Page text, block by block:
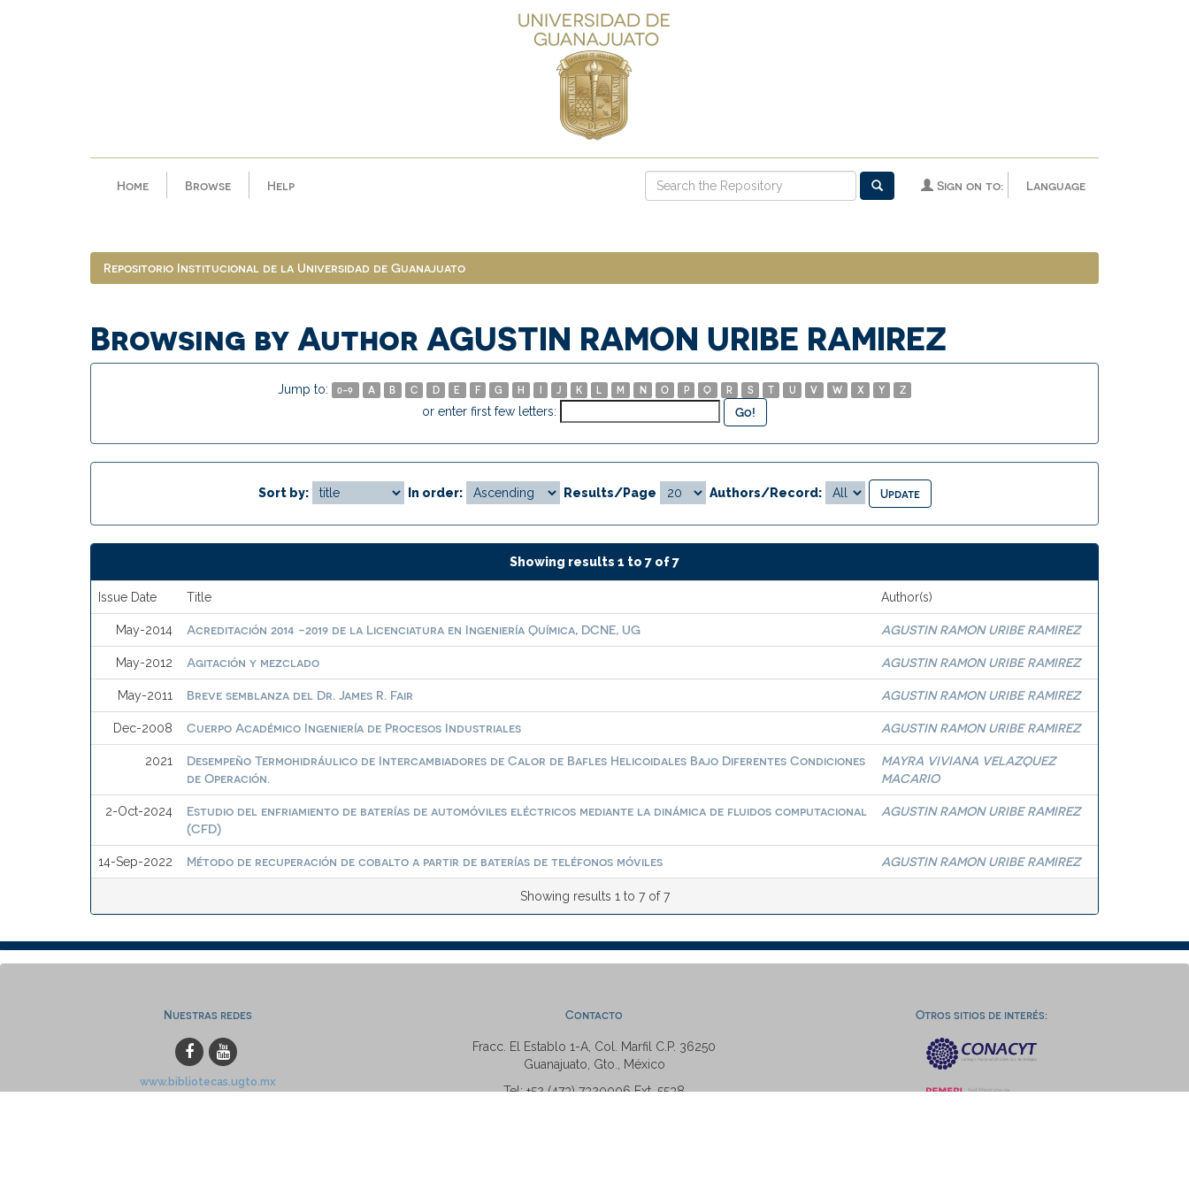
Home Browse Help Language
Sign on to:
Repositorio Institucional de la Universidad de Guanajuato
Browsing by Author AGUSTIN RAMON URIBE RAMIREZ
Jump to: 0-9 A B C D E F G H I J K L M N O P Q R S T U V W X Y Z
or enter first few letters:
Sort by: In order: Results/Page Authors/Record:
Showing results 1 to 7 of 7
Issue Date Title Author(s)
May-2014 Acreditación 2014 -2019 de la Licenciatura en Ingeniería Química, DCNE, UG AGUSTIN RAMON URIBE RAMIREZ
May-2012 Agitación y mezclado AGUSTIN RAMON URIBE RAMIREZ
May-2011 Breve semblanza del Dr. James R. Fair AGUSTIN RAMON URIBE RAMIREZ
Dec-2008 Cuerpo Académico Ingeniería de Procesos Industriales AGUSTIN RAMON URIBE RAMIREZ
2021
Desempeño Termohidráulico de Intercambiadores de Calor de Bafles Helicoidales Bajo Diferentes Condiciones
de Operación.
MAYRA VIVIANA VELAZQUEZ
MACARIO
2-Oct-2024
Estudio del enfriamiento de baterías de automóviles eléctricos mediante la dinámica de fluidos computacional
(CFD)
AGUSTIN RAMON URIBE RAMIREZ
14-Sep-2022 Método de recuperación de cobalto a partir de baterías de teléfonos móviles AGUSTIN RAMON URIBE RAMIREZ
Showing results 1 to 7 of 7
Nuestras redes
www.bibliotecas.ugto.mx
Contacto
Fracc. El Establo 1-A, Col. Marfil C.P. 36250
Guanajuato, Gto., México
Tel: +52 (473) 7320006 Ext. 5538
Otros sitios de interés: